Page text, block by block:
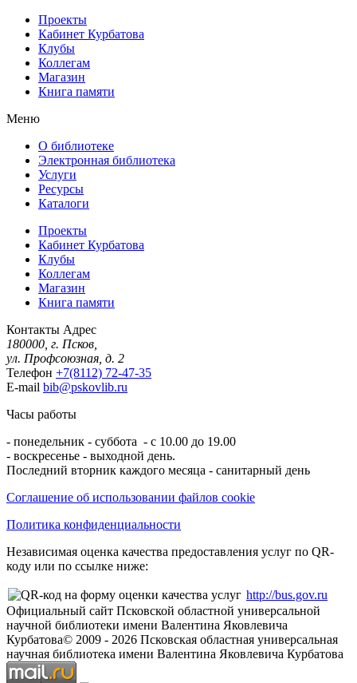
Проекты
Кабинет Курбатова
Клубы
Коллегам
Магазин
Книга памяти
Меню
О библиотеке
Электронная библиотека
Услуги
Ресурсы
Каталоги
Проекты
Кабинет Курбатова
Клубы
Коллегам
Магазин
Книга памяти
Контакты Адрес
180000, г. Псков,
ул. Профсоюзная, д. 2
Телефон +7(8112) 72-47-35
E-mail bib@pskovlib.ru
Часы работы
- понедельник - суббота - с 10.00 до 19.00
- воскресенье - выходной день.
Последний вторник каждого месяца - санитарный день
Соглашение об использовании файлов cookie
Политика конфиденциальности
Независимая оценка качества предоставления услуг по QR-
коду или по ссылке ниже:
http://bus.gov.ru
Официальный сайт Псковской областной универсальной
научной библиотеки имени Валентина Яковлевича
Курбатова© 2009 - 2026 Псковская областная универсальная
научная библиотека имени Валентина Яковлевича Курбатова